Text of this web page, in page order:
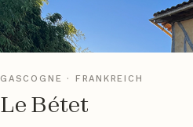
GASCOGNE · FRANKREICH
Le Bétet